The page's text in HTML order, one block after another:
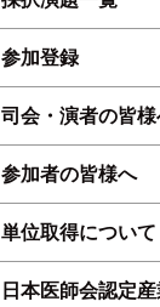
参加登録
司会・演者の皆様
参加者の皆様へ
単位取得について
日本医師会認定